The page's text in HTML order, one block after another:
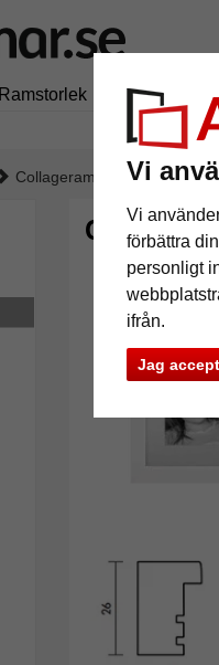
Vi
Vi
förbättra
personligt
ifrån.
Jag
Ramstorlek Märken
195 kri
Collageram Figari